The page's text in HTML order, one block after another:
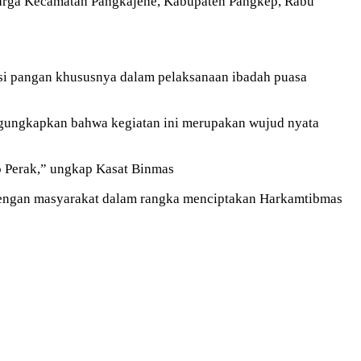
khususnya dalam pelaksanaan ibadah puasa
bahwa kegiatan ini merupakan wujud nyata
ungkap Kasat Binmas
masyarakat dalam rangka menciptakan Harkamtibmas